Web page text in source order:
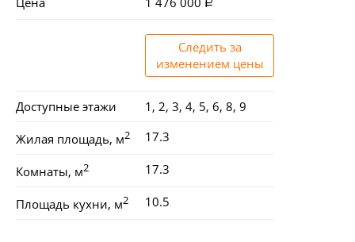
Следить за
изменением цены
Доступные этажи 1, 2, 3, 4, 5, 6, 8, 9
Жилая площадь, м2 17.3
Комнаты, м2 17.3
Площадь кухни, м2 10.5